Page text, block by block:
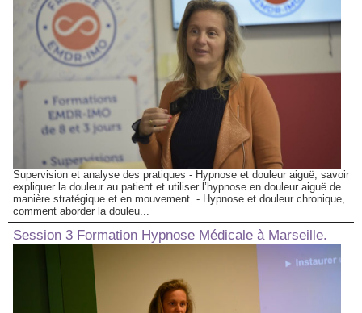
Supervision et analyse des pratiques - Hypnose et douleur aiguë, savoir
expliquer la douleur au patient et utiliser l’hypnose en douleur aiguë de
manière stratégique et en mouvement. - Hypnose et douleur chronique,
comment aborder la douleu...
Session 3 Formation Hypnose Médicale à Marseille.